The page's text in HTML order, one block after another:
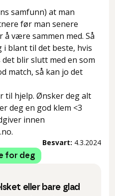
samfunn) at man
før man senere
være sammen med. Så
blant til det beste, hvis
blir slutt med en som
match, så kan jo det
til hjelp. Ønsker deg alt
deg en god klem <3
innen
Besvart: 4.3.2024
for deg
eller bare glad